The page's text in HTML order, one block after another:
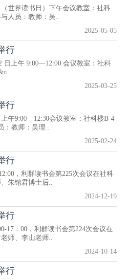
世界读书日）下午会议教室：社科
人员：教师：吴..
2025-05-05
行
日上午 9:00—12:00 会议教室：社科
2025-03-25
行
午9:00—12:30会议教室：社科楼B-4
：教师：吴理..
2025-02-24
行
，利群读书会第225次会议在社科
朱镕君博士后..
2024-12-19
行
17：00，利群读书会第224次会议在
师、李山老师..
2024-10-14
行